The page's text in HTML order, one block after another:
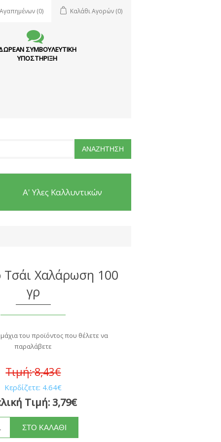
(0) Καλάθι Αγορών (0)
ΣΥΜΒΟΥΛΕΥΤΙΚΗ
ΥΠΟΣΤΗΡΙΞΗ
Α' Υλες Καλλυντικών
Τσάι Χαλάρωση 100
γρ
του προϊόντος που θέλετε να
παραλάβετε
Τιμή:8,43€
Κερδίζετε: 4.64€
Τιμή: 3,79€